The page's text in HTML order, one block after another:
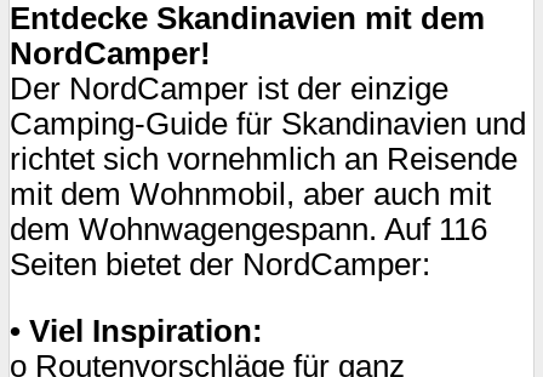
Entdecke Skandinavien mit dem
NordCamper!
Der NordCamper ist der einzige
Camping-Guide für Skandinavien und
richtet sich vornehmlich an Reisende
mit dem Wohnmobil, aber auch mit
dem Wohnwagengespann. Auf 116
Seiten bietet der NordCamper:
• Viel Inspiration:
o Routenvorschläge für ganz